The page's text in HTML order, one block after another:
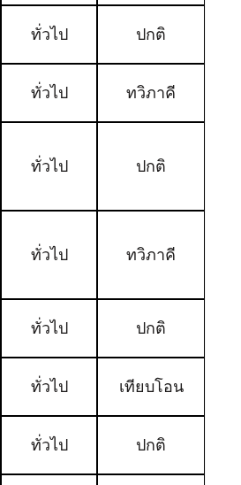
ทั่วไป ปกติ
ทั่วไป ทวิภาคี
ทั่วไป ปกติ
ทั่วไป ทวิภาคี
ทั่วไป ปกติ
ทั่วไป เทียบโอน
ทั่วไป ปกติ